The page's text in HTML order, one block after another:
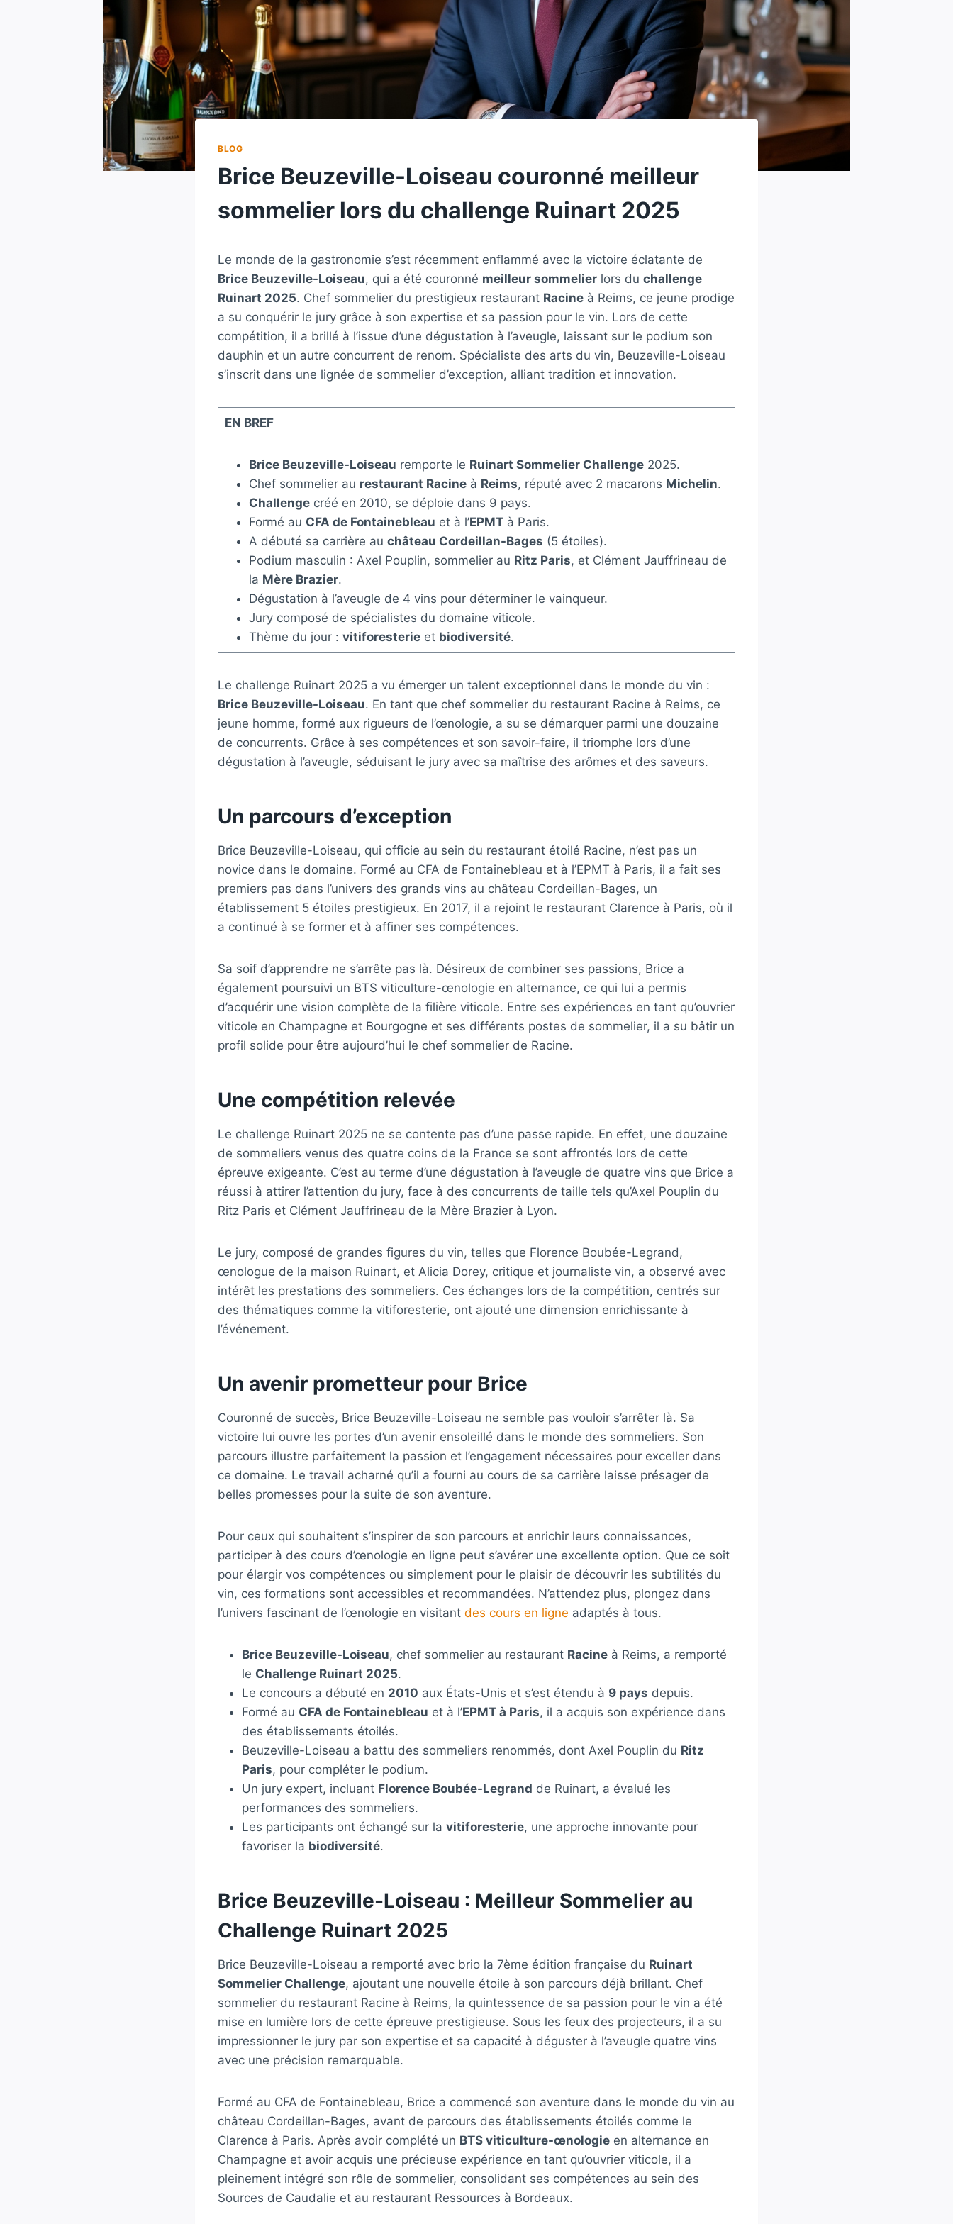
BLOG
Brice Beuzeville-Loiseau couronné meilleur
sommelier lors du challenge Ruinart 2025
Le monde de la gastronomie s’est récemment enflammé avec la victoire éclatante de
Brice Beuzeville-Loiseau, qui a été couronné meilleur sommelier lors du challenge
Ruinart 2025. Chef sommelier du prestigieux restaurant Racine à Reims, ce jeune prodige
a su conquérir le jury grâce à son expertise et sa passion pour le vin. Lors de cette
compétition, il a brillé à l’issue d’une dégustation à l’aveugle, laissant sur le podium son
dauphin et un autre concurrent de renom. Spécialiste des arts du vin, Beuzeville-Loiseau
s’inscrit dans une lignée de sommelier d’exception, alliant tradition et innovation.
EN BREF
Brice Beuzeville-Loiseau remporte le Ruinart Sommelier Challenge2025.
Chef sommelier au restaurant Racineà Reims, réputé avec 2 macarons Michelin.
Challengecréé en 2010, se déploie dans 9 pays.
Formé au CFA de Fontainebleau et à l’EPMTà Paris.
A débuté sa carrière au château Cordeillan-Bages (5 étoiles).
Podium masculin : Axel Pouplin, sommelier au Ritz Paris, et Clément Jauffrineau de
la Mère Brazier.
Dégustation à l’aveugle de 4 vins pour déterminer le vainqueur.
Jury composé de spécialistes du domaine viticole.
Thème du jour : vitiforesterieet biodiversité.
Le challenge Ruinart 2025 a vu émerger un talent exceptionnel dans le monde du vin :
Brice Beuzeville-Loiseau. En tant que chef sommelier du restaurant Racine à Reims, ce
jeune homme, formé aux rigueurs de l’œnologie, a su se démarquer parmi une douzaine
de concurrents. Grâce à ses compétences et son savoir-faire, il triomphe lors d’une
dégustation à l’aveugle, séduisant le jury avec sa maîtrise des arômes et des saveurs.
Un parcours d’exception
Brice Beuzeville-Loiseau, qui officie au sein du restaurant étoilé Racine, n’est pas un
novice dans le domaine. Formé au CFA de Fontainebleau et à l’EPMT à Paris, il a fait ses
premiers pas dans l’univers des grands vins au château Cordeillan-Bages, un
établissement 5 étoiles prestigieux. En 2017, il a rejoint le restaurant Clarence à Paris, où il
a continué à se former et à affiner ses compétences.
Sa soif d’apprendre ne s’arrête pas là. Désireux de combiner ses passions, Brice a
également poursuivi un BTS viticulture-œnologie en alternance, ce qui lui a permis
d’acquérir une vision complète de la filière viticole. Entre ses expériences en tant qu’ouvrier
viticole en Champagne et Bourgogne et ses différents postes de sommelier, il a su bâtir un
profil solide pour être aujourd’hui le chef sommelier de Racine.
Une compétition relevée
Le challenge Ruinart 2025 ne se contente pas d’une passe rapide. En effet, une douzaine
de sommeliers venus des quatre coins de la France se sont affrontés lors de cette
épreuve exigeante. C’est au terme d’une dégustation à l’aveugle de quatre vins que Brice a
réussi à attirer l’attention du jury, face à des concurrents de taille tels qu’Axel Pouplin du
Ritz Paris et Clément Jauffrineau de la Mère Brazier à Lyon.
Le jury, composé de grandes figures du vin, telles que Florence Boubée-Legrand,
œnologue de la maison Ruinart, et Alicia Dorey, critique et journaliste vin, a observé avec
intérêt les prestations des sommeliers. Ces échanges lors de la compétition, centrés sur
des thématiques comme la vitiforesterie, ont ajouté une dimension enrichissante à
l’événement.
Un avenir prometteur pour Brice
Couronné de succès, Brice Beuzeville-Loiseau ne semble pas vouloir s’arrêter là. Sa
victoire lui ouvre les portes d’un avenir ensoleillé dans le monde des sommeliers. Son
parcours illustre parfaitement la passion et l’engagement nécessaires pour exceller dans
ce domaine. Le travail acharné qu’il a fourni au cours de sa carrière laisse présager de
belles promesses pour la suite de son aventure.
Pour ceux qui souhaitent s’inspirer de son parcours et enrichir leurs connaissances,
participer à des cours d’œnologie en ligne peut s’avérer une excellente option. Que ce soit
pour élargir vos compétences ou simplement pour le plaisir de découvrir les subtilités du
vin, ces formations sont accessibles et recommandées. N’attendez plus, plongez dans
l’univers fascinant de l’œnologie en visitant des cours en ligne adaptés à tous.
Brice Beuzeville-Loiseau, chef sommelier au restaurant Racine à Reims, a remporté
le Challenge Ruinart 2025.
Le concours a débuté en 2010 aux États-Unis et s’est étendu à 9 pays depuis.
Formé au CFA de Fontainebleau et à l’EPMT à Paris, il a acquis son expérience dans
des établissements étoilés.
Beuzeville-Loiseau a battu des sommeliers renommés, dont Axel Pouplin du Ritz
Paris, pour compléter le podium.
Un jury expert, incluant Florence Boubée-Legrand de Ruinart, a évalué les
performances des sommeliers.
Les participants ont échangé sur la vitiforesterie, une approche innovante pour
favoriser la biodiversité.
Brice Beuzeville-Loiseau : Meilleur Sommelier au
Challenge Ruinart 2025
Brice Beuzeville-Loiseau a remporté avec brio la 7ème édition française du Ruinart
Sommelier Challenge, ajoutant une nouvelle étoile à son parcours déjà brillant. Chef
sommelier du restaurant Racine à Reims, la quintessence de sa passion pour le vin a été
mise en lumière lors de cette épreuve prestigieuse. Sous les feux des projecteurs, il a su
impressionner le jury par son expertise et sa capacité à déguster à l’aveugle quatre vins
avec une précision remarquable.
Formé au CFA de Fontainebleau, Brice a commencé son aventure dans le monde du vin au
château Cordeillan-Bages, avant de parcours des établissements étoilés comme le
Clarence à Paris. Après avoir complété un BTS viticulture-œnologie en alternance en
Champagne et avoir acquis une précieuse expérience en tant qu’ouvrier viticole, il a
pleinement intégré son rôle de sommelier, consolidant ses compétences au sein des
Sources de Caudalie et au restaurant Ressources à Bordeaux.